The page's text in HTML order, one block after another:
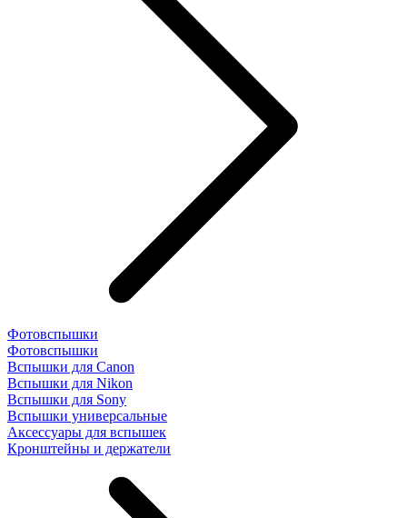
Фотовспышки
Фотовспышки
Вспышки для Canon
Вспышки для Nikon
Вспышки для Sony
Вспышки универсальные
Аксесcуары для вспышек
Кронштейны и держатели